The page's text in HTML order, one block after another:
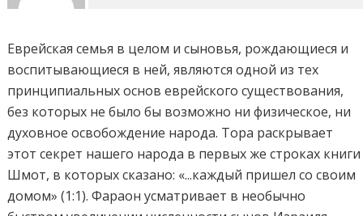
Еврейская семья в целом и сыновья, рождающиеся и
воспитывающиеся в ней, являются одной из тех
принципиальных основ еврейского существования,
без которых не было бы возможно ни физическое, ни
духовное освобождение народа. Тора раскрывает
этот секрет нашего народа в первых же строках книги
Шмот, в которых сказано: «...каждый пришел со своим
домом» (1:1). Фараон усматривает в необычно